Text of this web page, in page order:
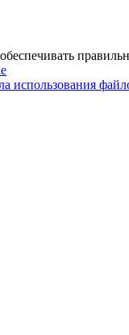
использования